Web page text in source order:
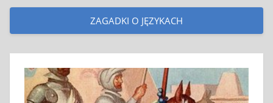
ZAGADKI O JĘZYKACH